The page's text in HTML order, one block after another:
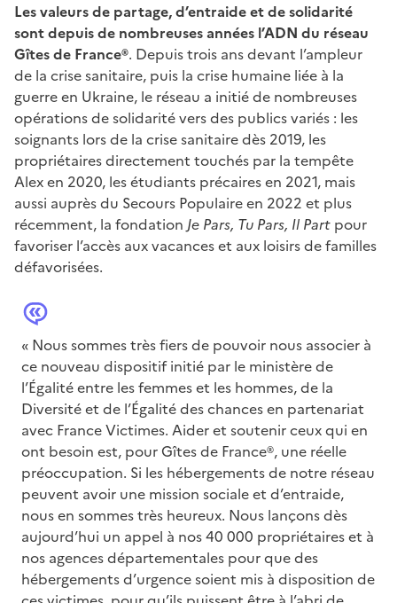
Les valeurs de partage, d’entraide et de solidarité
sont depuis de nombreuses années l’ADN du réseau
Gîtes de France®. Depuis trois ans devant l’ampleur
de la crise sanitaire, puis la crise humaine liée à la
guerre en Ukraine, le réseau a initié de nombreuses
opérations de solidarité vers des publics variés : les
soignants lors de la crise sanitaire dès 2019, les
propriétaires directement touchés par la tempête
Alex en 2020, les étudiants précaires en 2021, mais
aussi auprès du Secours Populaire en 2022 et plus
récemment, la fondation Je Pars, Tu Pars, Il Part pour
favoriser l’accès aux vacances et aux loisirs de familles
défavorisées.
« Nous sommes très fiers de pouvoir nous associer à
ce nouveau dispositif initié par le ministère de
l’Égalité entre les femmes et les hommes, de la
Diversité et de l’Égalité des chances en partenariat
avec France Victimes. Aider et soutenir ceux qui en
ont besoin est, pour Gîtes de France®, une réelle
préoccupation. Si les hébergements de notre réseau
peuvent avoir une mission sociale et d’entraide,
nous en sommes très heureux. Nous lançons dès
aujourd’hui un appel à nos 40 000 propriétaires et à
nos agences départementales pour que des
hébergements d’urgence soient mis à disposition de